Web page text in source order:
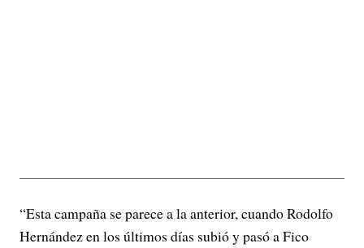
“Esta campaña se parece a la anterior, cuando Rodolfo
Hernández en los últimos días subió y pasó a Fico